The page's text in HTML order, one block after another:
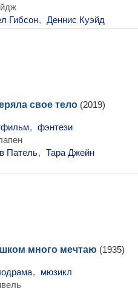
Гибсон, Деннис Куэйд
свое тело (2019)
, фэнтези
Патель, Тара Джейн
много мечтаю (1935)
,
мюзикл